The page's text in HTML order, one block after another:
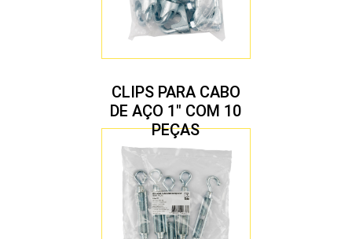
CLIPS PARA CABO
DE AÇO 1″ COM 10
PEÇAS